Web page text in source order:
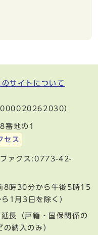
のサイトについて
）
番地の1
セス
ァクス:0773-42-
8時30分から午後5時15
1月3日を除く）
長（戸籍・国保関係の
納入のみ）